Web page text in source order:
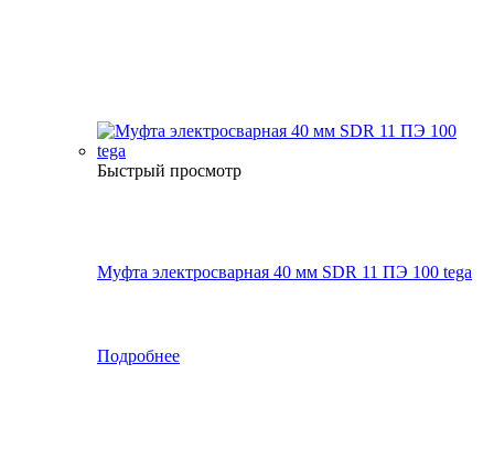
Быстрый просмотр
Муфта электросварная 40 мм SDR 11 ПЭ 100 tega
Подробнее